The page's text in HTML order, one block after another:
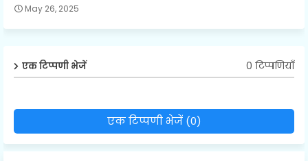
May 26, 2025
एक टिप्पणी भेजें 0 टिप्पणियाँ
एक टिप्पणी भेजें (0)